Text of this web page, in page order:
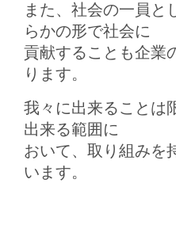
また、社会の一員と
らかの形で社会に
貢献することも企業
ります。
我々に出来ることは
出来る範囲に
おいて、 取り組みを
います。